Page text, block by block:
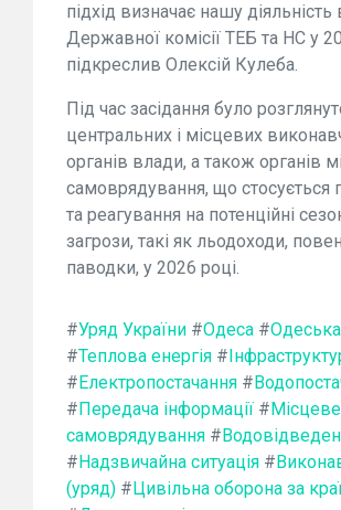
підхід визначає нашу
Державної комісії ТЕБ та НС у
підкреслив Олексій Кулеба.
Під час засідання було
центральних і місцевих
органів влади, а також органів
самоврядування, що стосується
та реагування на потенційні
загрози, такі як льодоходи,
паводки, у 2026 році.
#Уряд України #Одеса #
#Теплова енергія #
# Електропостачання #
# Передача інформації # Місцеве
самоврядування #
# Надзвичайна ситуація #
(уряд) # Цивільна оборона за